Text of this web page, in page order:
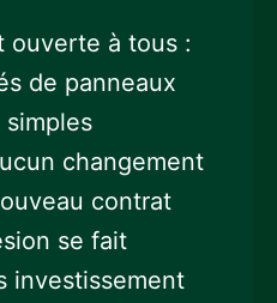
ouverte à tous :
de panneaux
changement
contrat
se fait
investissement